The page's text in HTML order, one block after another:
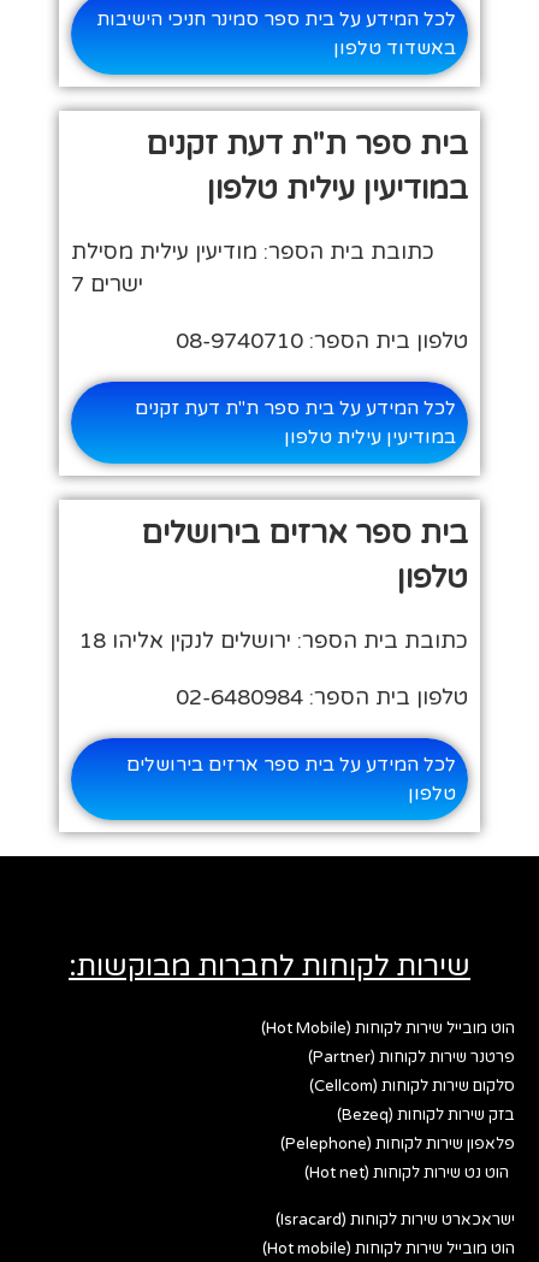
לכל המידע על בית ספר סמינר חניכי הישיבות
באשדוד טלפון
בית ספר ת"ת דעת זקנים
במודיעין עילית טלפון
כתובת בית הספר: מודיעין עילית מסילת
ישרים 7
טלפון בית הספר: 08-9740710
לכל המידע על בית ספר ת"ת דעת זקנים
במודיעין עילית טלפון
בית ספר ארזים בירושלים
טלפון
כתובת בית הספר: ירושלים לנקין אליהו 18
טלפון בית הספר: 02-6480984
לכל המידע על בית ספר ארזים בירושלים
טלפון
שירות לקוחות לחברות מבוקשות:
הוט מובייל שירות לקוחות (Hot Mobile)
פרטנר שירות לקוחות (Partner)
סלקום שירות לקוחות (Cellcom)
בזק שירות לקוחות (Bezeq)
פלאפון שירות לקוחות (Pelephone)
הוט נט שירות לקוחות (Hot net)
ישראכארט שירות לקוחות (Isracard)
הוט מובייל שירות לקוחות (Hot mobile)